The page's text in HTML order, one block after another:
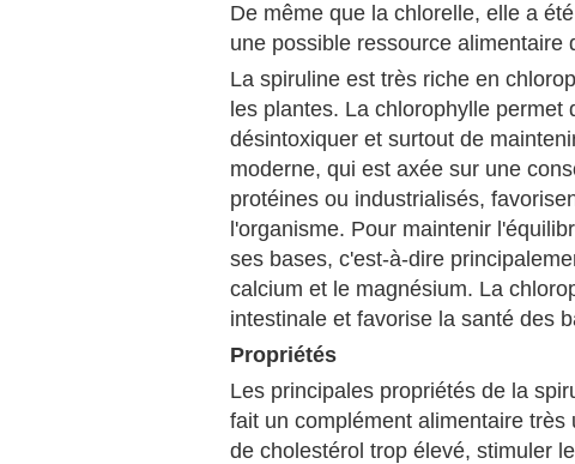
De même que la chlorelle, elle a
une possible ressource alimentaire
La spiruline est très riche en
les plantes. La chlorophylle
désintoxiquer et surtout de
moderne, qui est axée sur une
protéines ou industrialisés,
l'organisme. Pour maintenir
ses bases, c'est-à-dire
calcium et le magnésium. La
intestinale et favorise la santé des
Propriétés
Les principales propriétés de la
fait un complément alimentaire
de cholestérol trop élevé, stimuler